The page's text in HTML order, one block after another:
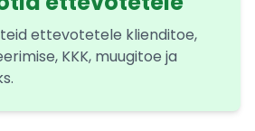
ettevotetele klienditoe,
KKK, muugitoe ja